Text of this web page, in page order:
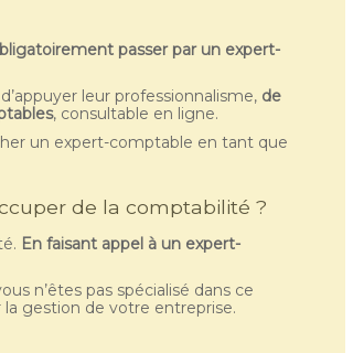
passer par un expert-
leur professionnalisme, de
, consultable en ligne.
un expert-comptable en tant que
de la comptabilité ?
En faisant appel à un expert-
n’êtes pas spécialisé dans ce
la gestion de votre entreprise.